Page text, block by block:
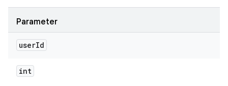
Parameter
userId
int